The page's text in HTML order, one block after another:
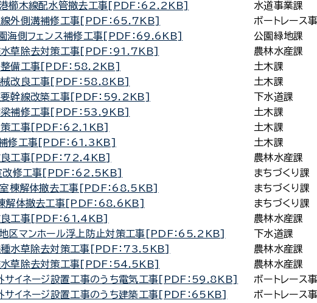
櫛木線配水管撤去工事[PDF：62.2KB]
水道事業課
線外側溝補修工事[PDF：65.7KB]
ボートレース
海側フェンス補修工事[PDF：69.6KB]
公園緑地課
水草除去対策工事[PDF：91.7KB]
農林水産課
整備工事[PDF：58.2KB]
土木課
械改良工事[PDF：58.8KB]
土木課
要幹線改築工事[PDF：59.2KB]
下水道課
梁補修工事[PDF：53.9KB]
土木課
策工事[PDF：62.1KB]
土木課
修工事[PDF：61.3KB]
土木課
良工事[PDF：72.4KB]
農林水産課
改修工事[PDF：62.5KB]
まちづくり課
室棟解体撤去工事[PDF：68.5KB]
まちづくり課
解体撤去工事[PDF：68.6KB]
まちづくり課
良工事[PDF：61.4KB]
農林水産課
区マンホール浮上防止対策工事[PDF：65.2KB]
下水道課
種水草除去対策工事[PDF：73.5KB]
農林水産課
水草除去対策工事[PDF：54.5KB]
農林水産課
サイネージ設置工事のうち電気工事[PDF：59.8KB]
ボートレース
サイネージ設置工事のうち建築工事[PDF：65KB]
ボートレース